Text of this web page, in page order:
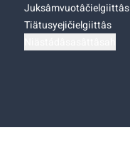
Juksâmvuotâčielgiittâs
Tiätusyejičielgiittâs